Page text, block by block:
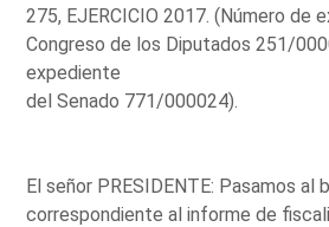
275, EJERCICIO 2017. (Número de
Congreso de los Diputados 251/
expediente
del Senado 771/000024).
El señor PRESIDENTE: Pasamos al
correspondiente al informe de